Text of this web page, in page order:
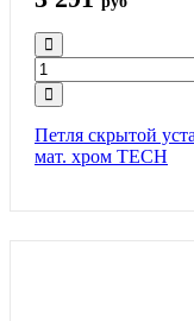
Петля скрытой
мат. хром TECH